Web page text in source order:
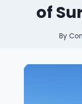
of
By